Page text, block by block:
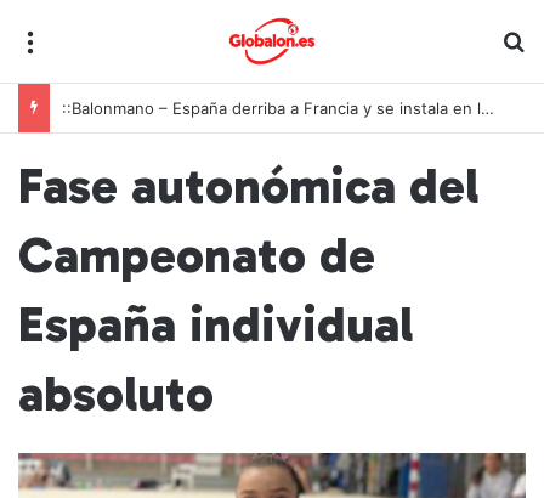
::Balonmano – España derriba a Francia y se instala en las semifinales del Europeo juvenil
Fase autonómica del
Campeonato de
España individual
absoluto